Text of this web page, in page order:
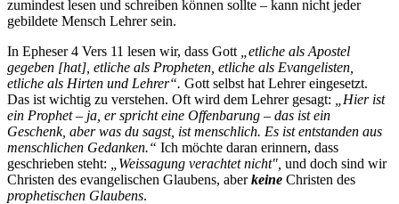
zumindest lesen und schreiben können sollte – kann nicht jeder
gebildete Mensch Lehrer sein.
In Epheser 4 Vers 11 lesen wir, dass Gott
„etliche als Apostel
gegeben [hat], etliche als Propheten, etliche als Evangelisten,
etliche als Hirten und Lehrer“. Gott selbst hat Lehrer eingesetzt.
Das ist wichtig zu verstehen. Oft wird dem Lehrer gesagt: „Hier ist
ein Prophet – ja, er spricht eine Offenbarung – das ist ein
Geschenk, aber was du sagst, ist menschlich. Es ist entstanden aus
menschlichen Gedanken.“ Ich möchte daran erinnern, dass
geschrieben steht: „Weissagung verachtet nicht", und doch sind wir
Christen des evangelischen Glaubens, aberkeine Christen des
prophetischen Glaubens.